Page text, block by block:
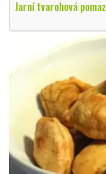
Jarní tvarohová